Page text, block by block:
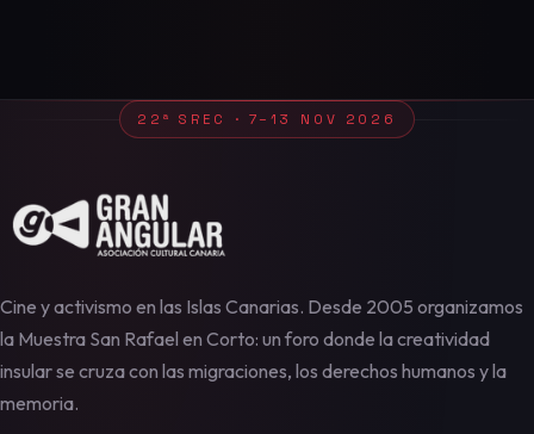
22ª SREC · 7–13 NOV 2026
Cine y activismo en las Islas Canarias. Desde 2005 organizamos
la Muestra San Rafael en Corto: un foro donde la creatividad
insular se cruza con las migraciones, los derechos humanos y la
memoria.